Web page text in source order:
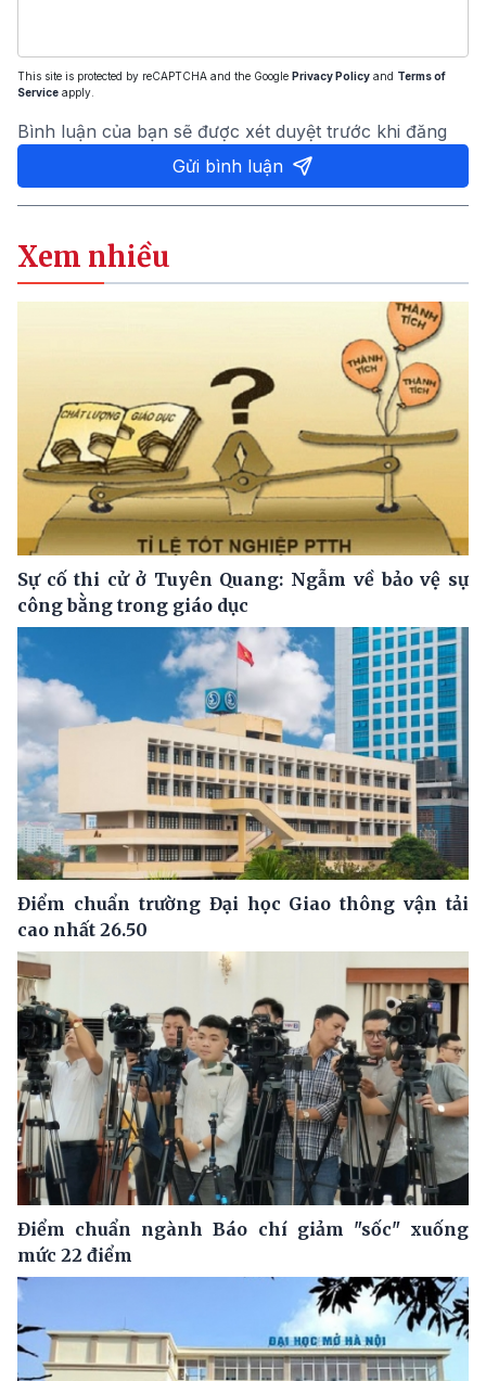
This site is protected by reCAPTCHA and the Google Privacy Policy and Terms of
Service apply.
Bình luận của bạn sẽ được xét duyệt trước khi đăng
Gửi bình luận
Xem nhiều
Sự cố thi cử ở Tuyên Quang: Ngẫm về bảo vệ sự
công bằng trong giáo dục
Điểm chuẩn trường Đại học Giao thông vận tải
cao nhất 26.50
Điểm chuẩn ngành Báo chí giảm "sốc" xuống
mức 22 điểm